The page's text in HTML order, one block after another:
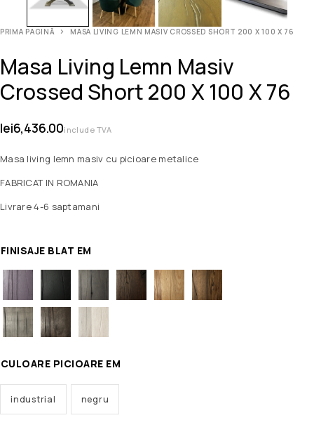
PRIMA PAGINĂ MASA LIVING LEMN MASIV CROSSED SHORT 200 X 100 X 76
Masa Living Lemn Masiv
Crossed Short 200 X 100 X 76
lei6,436.00include TVA
Masa living lemn masiv cu picioare metalice
FABRICAT IN ROMANIA
Livrare 4-6 saptamani
FINISAJE BLAT EM
CULOARE PICIOARE EM
industrial negru